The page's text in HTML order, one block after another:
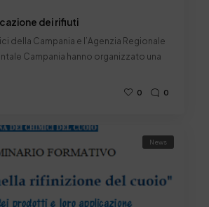
dei rifiuti
della Campania e l’Agenzia Regionale
Campania hanno organizzato una
0 0
News